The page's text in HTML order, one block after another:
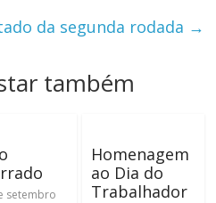
da segunda rodada →
também
setembro
Homenagem
ao Dia do
Trabalhador